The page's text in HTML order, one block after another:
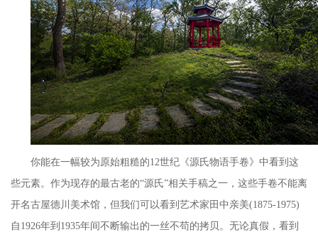
你能在一幅较为原始粗糙的12世纪《源氏物语手卷》中看到这
些元素。作为现存的最古老的“源氏”相关手稿之一，这些手卷不能离
开名古屋德川美术馆，但我们可以看到艺术家田中亲美(1875-1975)
自1926年到1935年间不断输出的一丝不苟的拷贝。无论真假，看到